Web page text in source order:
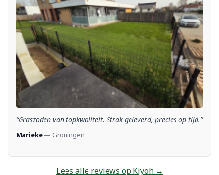
“Graszoden van topkwaliteit. Strak geleverd, precies op tijd.”
Marieke — Groningen
Lees alle reviews op Kiyoh →